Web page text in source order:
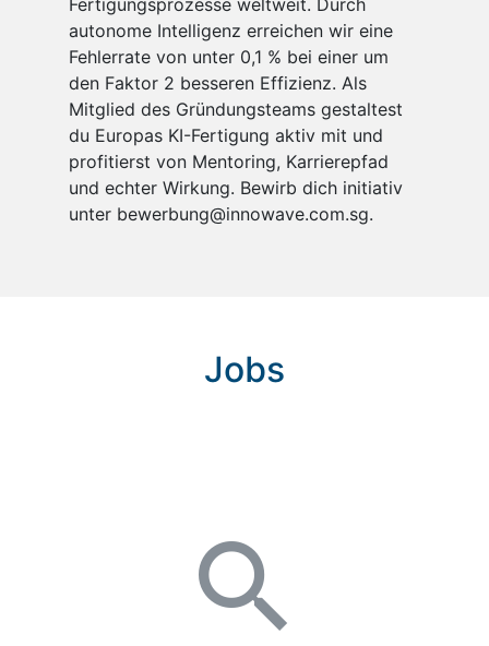
autonome Intelligenz erreichen wir eine
Fehlerrate von unter 0,1 % bei einer um
den Faktor 2 besseren Effizienz. Als
Mitglied des Gründungsteams gestaltest
du Europas KI-Fertigung aktiv mit und
profitierst von Mentoring, Karrierepfad
und echter Wirkung. Bewirb dich initiativ
unter bewerbung@innowave.com.sg.
Jobs